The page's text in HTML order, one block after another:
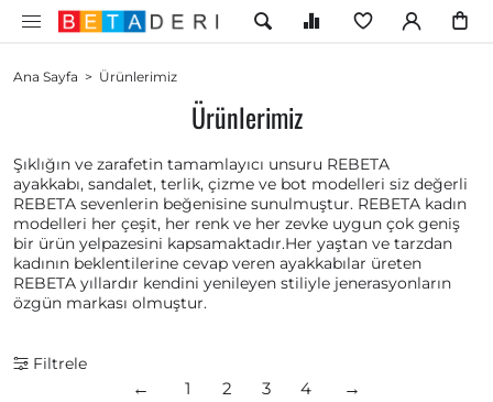
Ana Sayfa > Ürünlerimiz
Ürünlerimiz
Şıklığın ve zarafetin tamamlayıcı unsuru REBETA
ayakkabı, sandalet, terlik, çizme ve bot modelleri siz değerli
REBETA sevenlerin beğenisine sunulmuştur. REBETA kadın
modelleri her çeşit, her renk ve her zevke uygun çok geniş
bir ürün yelpazesini kapsamaktadır.Her yaştan ve tarzdan
kadının beklentilerine cevap veren ayakkabılar üreten
REBETA yıllardır kendini yenileyen stiliyle jenerasyonların
özgün markası olmuştur.
Filtrele
1 2 3 4